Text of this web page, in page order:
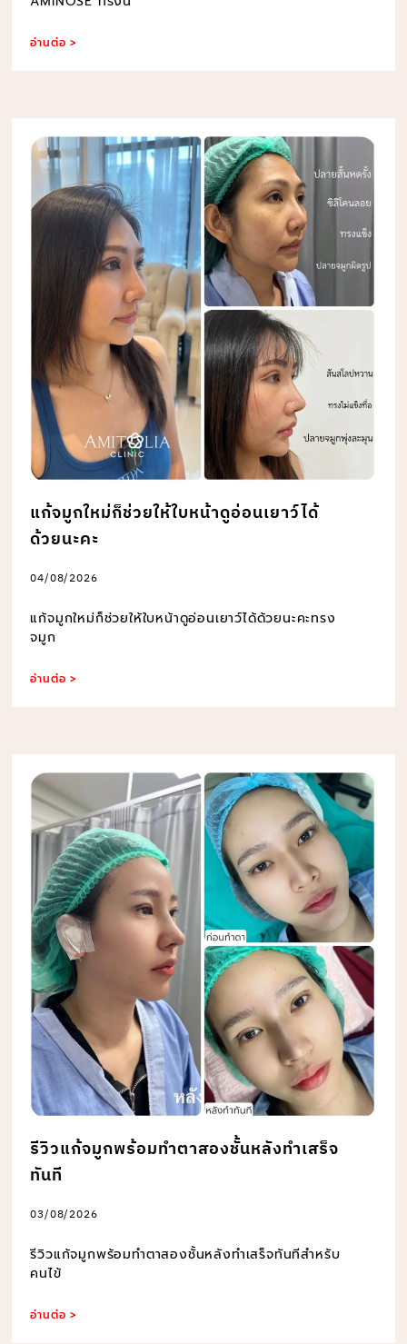
อ่านต่อ >
แก้จมูกใหม่ก็ช่วยให้ใบหน้าดูอ่อนเยาว์ได้
ด้วยนะคะ
04/08/2026
แก้จมูกใหม่ก็ช่วยให้ใบหน้าดูอ่อนเยาว์ได้ด้วยนะคะทรง
จมูก
อ่านต่อ >
รีวิวแก้จมูกพร้อมทำตาสองชั้นหลังทำเสร็จ
ทันที
03/08/2026
รีวิวแก้จมูกพร้อมทำตาสองชั้นหลังทำเสร็จทันทีสำหรับ
คนไข้
อ่านต่อ >